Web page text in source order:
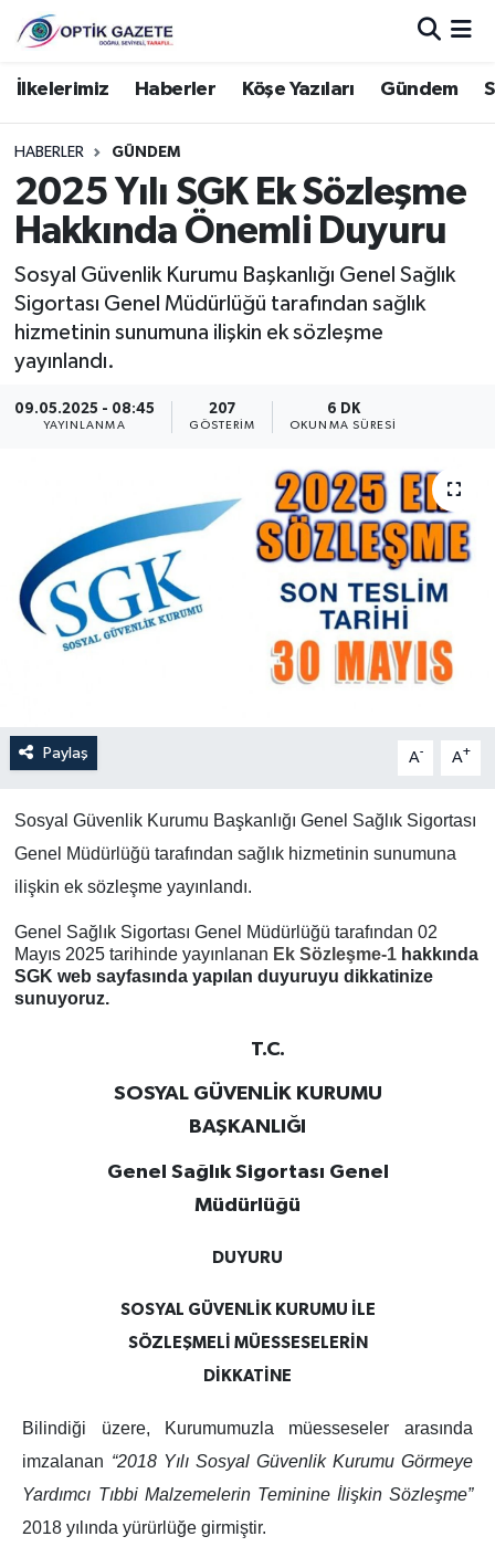
İlkelerimiz Haberler Köşe Yazıları Gündem
HABERLER GÜNDEM
2025 Yılı SGK Ek Sözleşme
Hakkında Önemli Duyuru
Sosyal Güvenlik Kurumu Başkanlığı Genel Sağlık
Sigortası Genel Müdürlüğü tarafından sağlık
hizmetinin sunumuna ilişkin ek sözleşme
yayınlandı.
09.05.2025 - 08:45
YAYINLANMA
207
GÖSTERIM
6 DK
OKUNMA SÜRESI
Paylaş A- A+
Sosyal Güvenlik Kurumu Başkanlığı Genel Sağlık Sigortası
Genel Müdürlüğü tarafından sağlık hizmetinin sunumuna
ilişkin ek sözleşme yayınlandı.
Genel Sağlık Sigortası Genel Müdürlüğü tarafından 02
Mayıs 2025 tarihinde yayınlanan Ek Sözleşme-1hakkında
SGK web sayfasında yapılan duyuruyu dikkatinize
sunuyoruz.
T.C.
SOSYAL GÜVENLİK KURUMU
BAŞKANLIĞI
Genel Sağlık Sigortası Genel
Müdürlüğü
DUYURU
SOSYAL GÜVENLİK KURUMU İLE
SÖZLEŞMELİ MÜESSESELERİN
DİKKATİNE
Bilindiği üzere, Kurumumuzla müesseseler arasında
imzalanan “2018 Yılı Sosyal Güvenlik Kurumu Görmeye
Yardımcı Tıbbi Malzemelerin Teminine İlişkin Sözleşme”
2018 yılında yürürlüğe girmiştir.
Nöbetçi Eczaneler
Hava Durumu
İstanbul Namaz Vakitleri
Süper Lig Puan Durumu ve Fikstür
Tüm Manşetler
Son Dakika Haberleri